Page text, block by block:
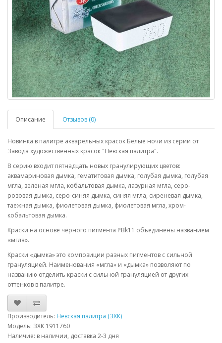
Описание Отзывов (0)
Новинка в палитре акварельных красок Белые ночи из серии от
Завода художественных красок "Невская палитра".
В серию входит пятнадцать новых гранулирующих цветов:
аквамариновая дымка, гематитовая дымка, голубая дымка, голубая
мгла, зеленая мгла, кобальтовая дымка, лазурная мгла, серо-
розовая дымка, серо-синяя дымка, синяя мгла, сиреневая дымка,
таежная дымка, фиолетовая дымка, фиолетовая мгла, хром-
кобальтовая дымка.
Краски на основе чёрного пигмента PBk11 объединены названием
«мгла».
Краски «дымка» это композиции разных пигментов с сильной
грануляцией. Наименования «мгла» и «дымка» позволяют по
названию отделить краски с сильной грануляцией от других
оттенков в палитре.
Производитель: Невская палитра (ЗХК)
Модель: ЗХК 1911760
Наличие: в наличии, доставка 2-3 дня